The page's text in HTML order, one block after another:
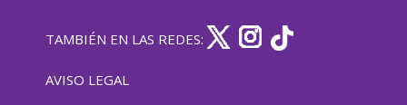
TAMBIÉN EN LAS REDES:
AVISO LEGAL